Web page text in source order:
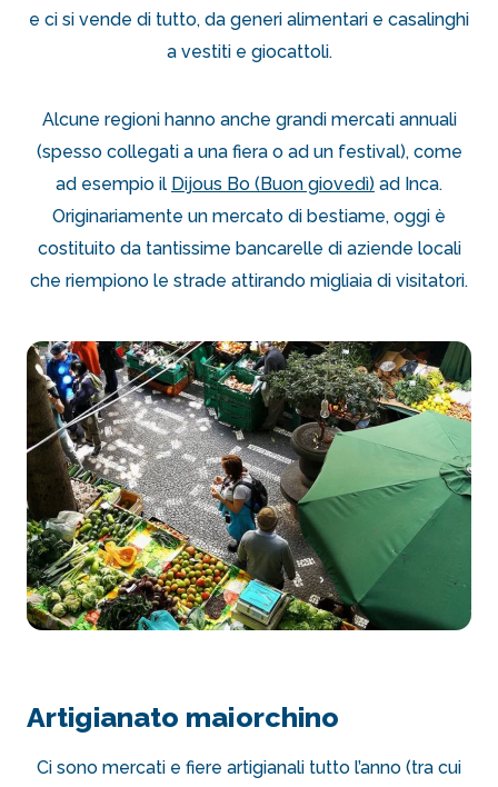
e ci si vende di tutto, da generi alimentari e casalinghi
a vestiti e giocattoli.
Alcune regioni hanno anche grandi mercati annuali
(spesso collegati a una fiera o ad un festival), come
ad esempio il Dijous Bo (Buon giovedì) ad Inca.
Originariamente un mercato di bestiame, oggi è
costituito da tantissime bancarelle di aziende locali
che riempiono le strade attirando migliaia di visitatori.
Artigianato maiorchino
Ci sono mercati e fiere artigianali tutto l’anno (tra cui